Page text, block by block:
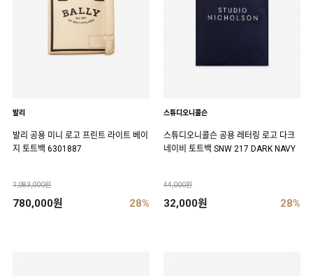
발리
발리 공용 미니 로고 프린트 라이트 베이
지 토트백 6301887
1,083,000원
780,000원 28%
스튜디오니콜슨
스튜디오니콜슨 공용 레터링 로고 다크
네이비 토트백 SNW 217 DARK NAVY
44,000원
32,000원 28%